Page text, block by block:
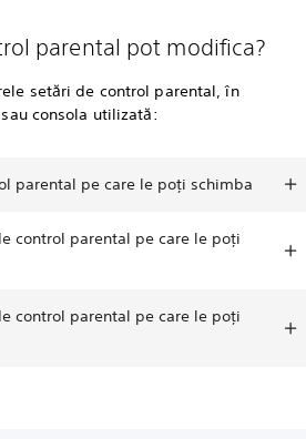
parental pot modifica?
setări de control parental, în
consola utilizată:
parental pe care le poți schimba
control parental pe care le poți
control parental pe care le poți